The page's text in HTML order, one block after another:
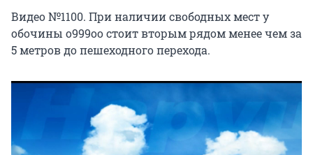
Видео №1100. При наличии свободных мест у
обочины о999оо стоит вторым рядом менее чем за
5 метров до пешеходного перехода.